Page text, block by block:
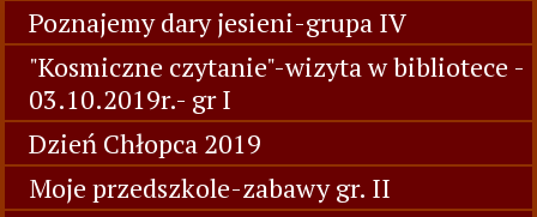
Poznajemy dary jesieni-grupa IV
"Kosmiczne czytanie"-wizyta w bibliotece -
03.10.2019r.- gr I
Dzień Chłopca 2019
Moje przedszkole-zabawy gr. II